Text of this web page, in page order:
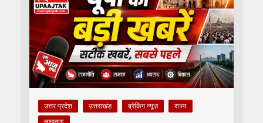
उत्तर प्रदेश उत्तराखंड ब्रेकिंग न्यूज़
राज्य